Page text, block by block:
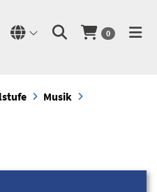
0
Musik